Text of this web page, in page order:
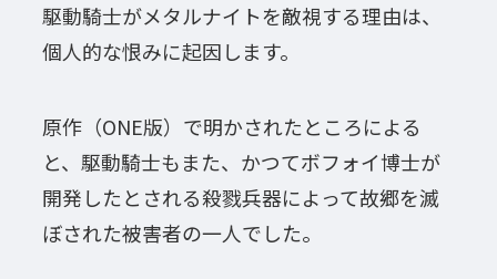
駆動騎士がメタルナイトを敵視する理由は、
個人的な恨みに起因します。
原作（ONE版）で明かされたところによる
と、駆動騎士もまた、かつてボフォイ博士が
開発したとされる殺戮兵器によって故郷を滅
ぼされた被害者の一人でした。